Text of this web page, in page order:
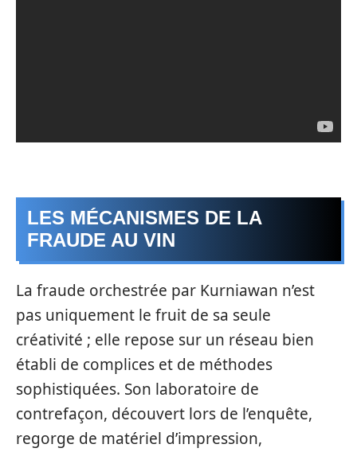
LES MÉCANISMES DE LA
FRAUDE AU VIN
La fraude orchestrée par Kurniawan n’est
pas uniquement le fruit de sa seule
créativité ; elle repose sur un réseau bien
établi de complices et de méthodes
sophistiquées. Son laboratoire de
contrefaçon, découvert lors de l’enquête,
regorge de matériel d’impression,